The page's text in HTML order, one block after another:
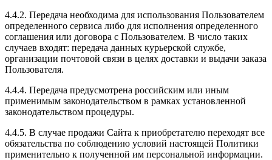
4.4.2. Передача необходима для использования Пользователем
определенного сервиса либо для исполнения определенного
соглашения или договора с Пользователем. В число таких
случаев входят: передача данных курьерской службе,
организации почтовой связи в целях доставки и выдачи заказа
Пользователя.
4.4.4. Передача предусмотрена российским или иным
применимым законодательством в рамках установленной
законодательством процедуры.
4.4.5. В случае продажи Сайта к приобретателю переходят все
обязательства по соблюдению условий настоящей Политики
применительно к полученной им персональной информации.